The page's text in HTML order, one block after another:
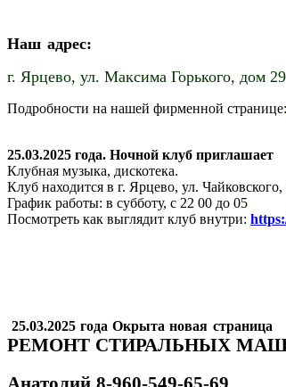
Наш адрес:
г. Ярцево, ул. Максима Горького, дом
Подробности на нашей фирменной странице:
25.03.2025 года. Ночной клуб приглашает
Клубная музыка, дискотека.
Клуб находится в г. Ярцево, ул.
График работы: в субботу, с 22 00 до 05
Посмотреть как выглядит клуб внутри:
25.03.2025 года Окрыта новая страница
РЕМОНТ СТИРАЛЬНЫХ